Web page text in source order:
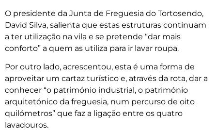
O presidente da Junta de Freguesia do Tortosendo,
David Silva, salienta que estas estruturas continuam
a ter utilização na vila e se pretende “dar mais
conforto” a quem as utiliza para ir lavar roupa.
Por outro lado, acrescentou, esta é uma forma de
aproveitar um cartaz turístico e, através da rota, dar a
conhecer “o património industrial, o património
arquitetónico da freguesia, num percurso de oito
quilómetros” que faz a ligação entre os quatro
lavadouros.